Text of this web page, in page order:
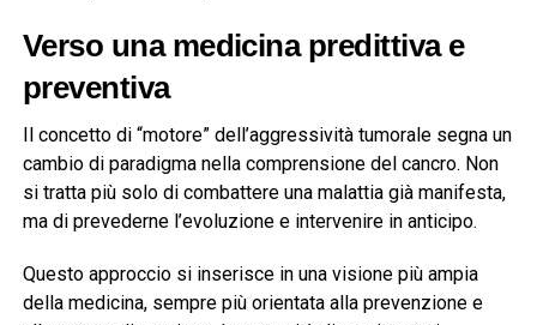
Verso una medicina predittiva e
preventiva
Il concetto di “motore” dell’aggressività tumorale segna un
cambio di paradigma nella comprensione del cancro. Non
si tratta più solo di combattere una malattia già manifesta,
ma di prevederne l’evoluzione e intervenire in anticipo.
Questo approccio si inserisce in una visione più ampia
della medicina, sempre più orientata alla prevenzione e